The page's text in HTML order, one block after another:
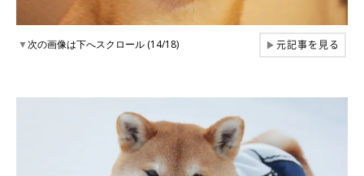
▼次の画像は下へスクロール (14/18) ▶元記事を見る